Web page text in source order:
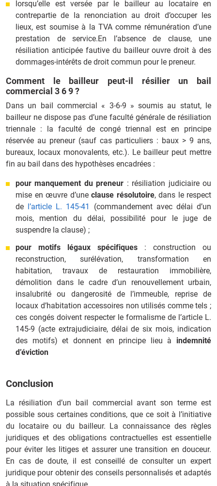
lorsqu’elle est versée par le bailleur au locataire en
contrepartie de la renonciation au droit d’occuper les
lieux, est soumise à la TVA comme rémunération d’une
prestation de service.En l’absence de clause, une
résiliation anticipée fautive du bailleur ouvre droit à des
dommages‑intérêts de droit commun pour le preneur.
Comment le bailleur peut-il résilier un bail
commercial 3 6 9 ?
Dans un bail commercial « 3‑6‑9 » soumis au statut, le
bailleur ne dispose pas d’une faculté générale de résiliation
triennale : la faculté de congé triennal est en principe
réservée au preneur (sauf cas particuliers : baux > 9 ans,
bureaux, locaux monovalents, etc.). Le bailleur peut mettre
fin au bail dans des hypothèses encadrées :
pour manquement du preneur : résiliation judiciaire ou
mise en œuvre d’une clause résolutoire, dans le respect
de l’article L. 145‑41
(commandement avec délai d’un
mois, mention du délai, possibilité pour le juge de
suspendre la clause) ;
pour motifs légaux spécifiques : construction ou
reconstruction, surélévation, transformation en
habitation, travaux de restauration immobilière,
démolition dans le cadre d’un renouvellement urbain,
insalubrité ou dangerosité de l’immeuble, reprise de
locaux d’habitation accessoires non utilisés comme tels ;
ces congés doivent respecter le formalisme de l’article L.
145‑9 (acte extrajudiciaire, délai de six mois, indication
des motifs) et donnent en principe lieu à indemnité
d’éviction
Conclusion
La résiliation d’un bail commercial avant son terme est
possible sous certaines conditions, que ce soit à l’initiative
du locataire ou du bailleur. La connaissance des règles
juridiques et des obligations contractuelles est essentielle
pour éviter les litiges et assurer une transition en douceur.
En cas de doute, il est conseillé de consulter un expert
juridique pour obtenir des conseils personnalisés et adaptés